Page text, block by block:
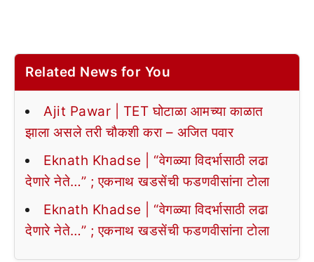
Related News for You
Ajit Pawar | TET घोटाळा आमच्या काळात
झाला असले तरी चौकशी करा – अजित पवार
Eknath Khadse | “वेगळ्या विदर्भासाठी लढा
देणारे नेते…” ; एकनाथ खडसेंची फडणवीसांना टोला
Eknath Khadse | “वेगळ्या विदर्भासाठी लढा
देणारे नेते…” ; एकनाथ खडसेंची फडणवीसांना टोला